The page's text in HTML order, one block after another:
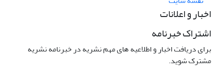
اخبار و اعلانات
اشتراک خبرنامه
برای دریافت اخبار و اطلاعیه های مهم نشریه در خبرنامه نشریه
مشترک شوید.